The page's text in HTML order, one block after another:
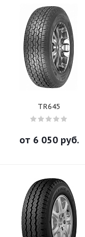
TR645
от 6 050руб.